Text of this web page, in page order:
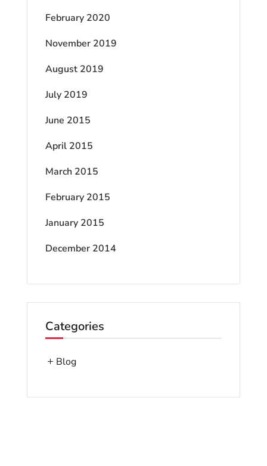
February 2020
November 2019
August 2019
July 2019
June 2015
April 2015
March 2015
February 2015
January 2015
December 2014
Categories
Blog